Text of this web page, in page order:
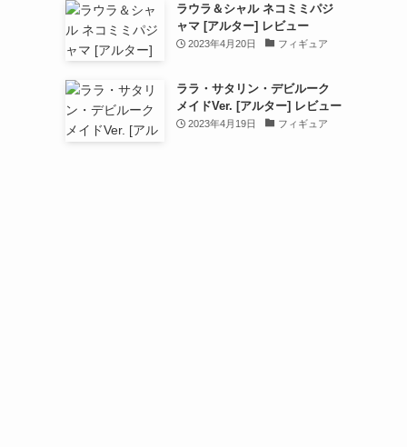
ラウラ＆シャル ネコミミパジ
ャマ [アルター] レビュー
2023年4月20日 フィギュア
ララ・サタリン・デビルーク
メイドVer. [アルター] レビュー
2023年4月19日 フィギュア